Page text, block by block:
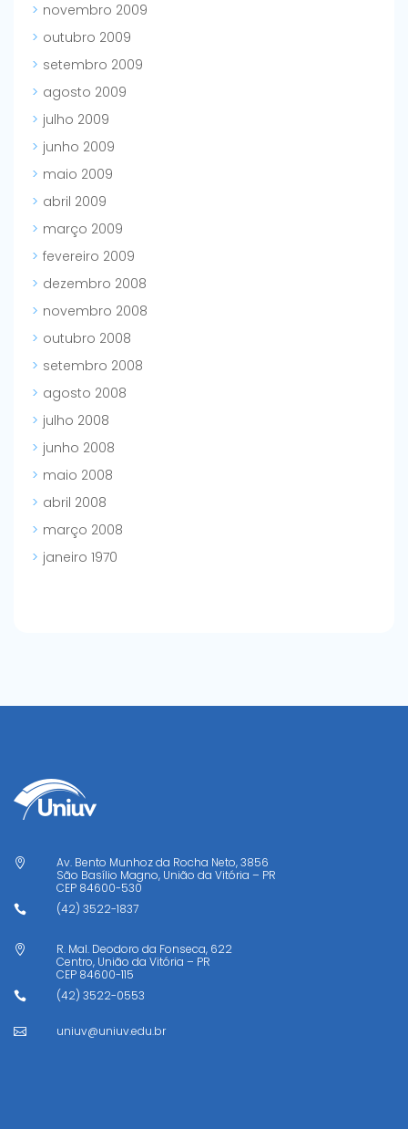
novembro 2009
outubro 2009
setembro 2009
agosto 2009
julho 2009
junho 2009
maio 2009
abril 2009
março 2009
fevereiro 2009
dezembro 2008
novembro 2008
outubro 2008
setembro 2008
agosto 2008
julho 2008
junho 2008
maio 2008
abril 2008
março 2008
janeiro 1970

Av. Bento Munhoz da Rocha Neto, 3856
São Basílio Magno, União da Vitória – PR
CEP 84600-530
 (42) 3522-1837

R. Mal. Deodoro da Fonseca, 622
Centro, União da Vitória – PR
CEP 84600-115
 (42) 3522-0553
 uniuv@uniuv.edu.br